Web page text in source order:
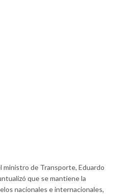
ministro de Transporte, Eduardo
que se mantiene la
nacionales e internacionales,